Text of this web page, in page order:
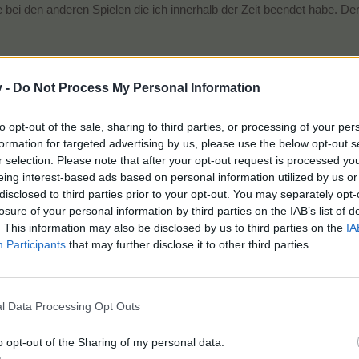
- Do Not Process My Personal Information
opt-out of the sale, sharing to third parties, or processing of your
for targeted advertising by us, please use the below opt-out
selection. Please note that after your opt-out request is processed
interest-based ads based on personal information utilized by us
to third parties prior to your opt-out. You may separately
of your personal information by third parties on the IAB’s list of
This information may also be disclosed by us to third parties on the
Participants that may further disclose it to other third parties.
Data Processing Opt Outs
opt-out of the Sharing of my personal data.
den anderen Spielen die ich innerhalb der Zeit beendet habe.
geschrieben!
noch 13 Spiele habe und nicht weiterspielen kann, obwohl ich Spiel 61
anderen Spielen die ich innerhalb der Zeit beendet habe. Der Button bei Spiel